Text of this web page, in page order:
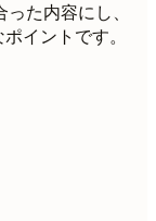
た内容にし、
イントです。